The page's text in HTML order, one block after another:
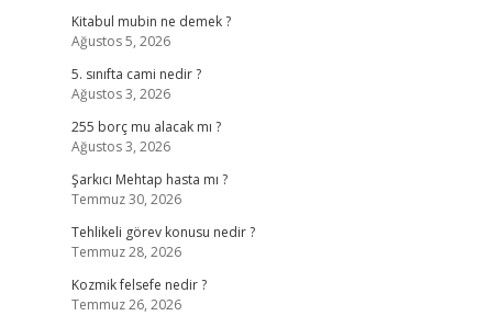
Kitabul mubin ne demek ?
Ağustos 5, 2026
5. sınıfta cami nedir ?
Ağustos 3, 2026
255 borç mu alacak mı ?
Ağustos 3, 2026
Şarkıcı Mehtap hasta mı ?
Temmuz 30, 2026
Tehlikeli görev konusu nedir ?
Temmuz 28, 2026
Kozmik felsefe nedir ?
Temmuz 26, 2026